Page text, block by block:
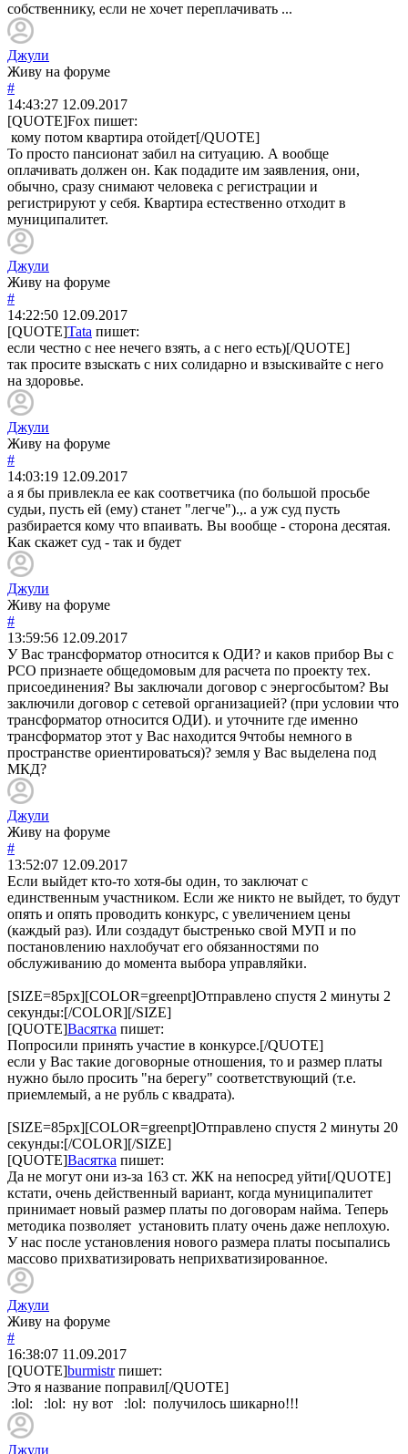
собственнику, если не хочет переплачивать ...
Джули
Живу на форуме
#
14:43:27 12.09.2017
[QUOTE]Fox пишет:
кому потом квартира отойдет[/QUOTE]
То просто пансионат забил на ситуацию. А вообще
оплачивать должен он. Как подадите им заявления, они,
обычно, сразу снимают человека с регистрации и
регистрируют у себя. Квартира естественно отходит в
муниципалитет.
Джули
Живу на форуме
#
14:22:50 12.09.2017
[QUOTE]Tata пишет:
если честно с нее нечего взять, а с него есть)[/QUOTE]
так просите взыскать с них солидарно и взыскивайте с него
на здоровье.
Джули
Живу на форуме
#
14:03:19 12.09.2017
а я бы привлекла ее как соответчика (по большой просьбе
судьи, пусть ей (ему) станет "легче").,. а уж суд пусть
разбирается кому что впаивать. Вы вообще - сторона десятая.
Как скажет суд - так и будет
Джули
Живу на форуме
#
13:59:56 12.09.2017
У Вас трансформатор относится к ОДИ? и каков прибор Вы с
РСО признаете общедомовым для расчета по проекту тех.
присоединения? Вы заключали договор с энергосбытом? Вы
заключили договор с сетевой организацией? (при условии что
трансформатор относится ОДИ). и уточните где именно
трансформатор этот у Вас находится 9чтобы немного в
пространстве ориентироваться)? земля у Вас выделена под
МКД?
Джули
Живу на форуме
#
13:52:07 12.09.2017
Если выйдет кто-то хотя-бы один, то заключат с
единственным участником. Если же никто не выйдет, то будут
опять и опять проводить конкурс, с увеличением цены
(каждый раз). Или создадут быстренько свой МУП и по
постановлению нахлобучат его обязанностями по
обслуживанию до момента выбора управляйки.
[SIZE=85px][COLOR=greenpt]Отправлено спустя 2 минуты 2
секунды:[/COLOR][/SIZE]
[QUOTE]Васятка пишет:
Попросили принять участие в конкурсе.[/QUOTE]
если у Вас такие договорные отношения, то и размер платы
нужно было просить "на берегу" соответствующий (т.е.
приемлемый, а не рубль с квадрата).
[SIZE=85px][COLOR=greenpt]Отправлено спустя 2 минуты 20
секунды:[/COLOR][/SIZE]
[QUOTE]Васятка пишет:
Да не могут они из-за 163 ст. ЖК на непосред уйти[/QUOTE]
кстати, очень действенный вариант, когда муниципалитет
принимает новый размер платы по договорам найма. Теперь
методика позволяет установить плату очень даже неплохую.
У нас после установления нового размера платы посыпались
массово прихватизировать неприхватизированное.
Джули
Живу на форуме
#
16:38:07 11.09.2017
[QUOTE]burmistrпишет:
Это я название поправил[/QUOTE]
:lol: :lol: ну вот :lol: получилось шикарно!!!
Джули